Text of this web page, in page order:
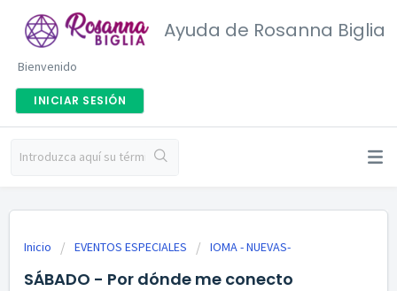
Ayuda de Rosanna Biglia
Bienvenido
INICIAR SESIÓN
Inicio EVENTOS ESPECIALES IOMA - NUEVAS-
SÁBADO - Por dónde me conecto